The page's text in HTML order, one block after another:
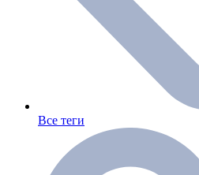
Все теги